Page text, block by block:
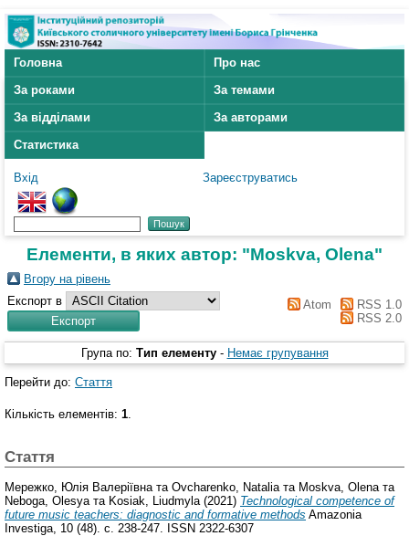
Головна
Про нас
За роками
За темами
За відділами
За авторами
Статистика
Вхід Зареєструватись
Елементи, в яких автор: "Moskva, Olena"
Вгору на рівень
Експорт в
Atom
RSS 1.0
RSS 2.0
Група по: Тип елементу - Немає групування
Перейти до: Стаття
Кількість елементів: 1.
Стаття
Мережко, Юлія Валеріївна та Ovcharenko, Natalia та Moskva, Olena та
Neboga, Olesya та Kosiak, Liudmyla (2021) Technological competence of
future music teachers: diagnostic and formative methods Amazonia
Investiga, 10 (48). с. 238-247. ISSN 2322-6307